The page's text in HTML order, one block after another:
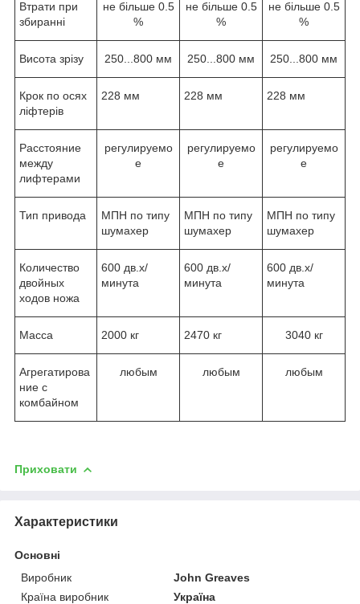
Втрати при
збиранні
не більше 0.5
%
не більше 0.5
%
не більше 0.5
%
Висота зрізу 250...800 мм 250...800 мм 250...800 мм
Крок по осях
ліфтерів
228 мм 228 мм 228 мм
Расстояние
между
лифтерами
регулируемо
е
регулируемо
е
регулируемо
е
Тип привода
МПН по типу
шумахер
МПН по типу
шумахер
МПН по типу
шумахер
Количество
двойных
ходов ножа
600 дв.х/
минута
600 дв.х/
минута
600 дв.х/
минута
Масса 2000 кг 2470 кг 3040 кг
Агрегатирова
ние с
комбайном
любым любым любым
Приховати
Характеристики
Основні
Виробник
John Greaves
Країна виробник
Україна